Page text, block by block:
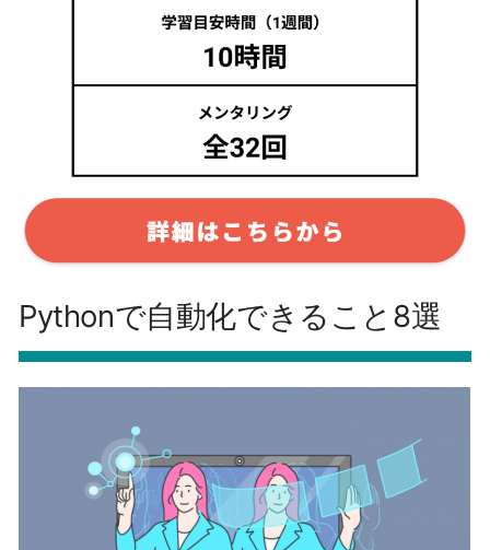
Pythonで自動化できること8選